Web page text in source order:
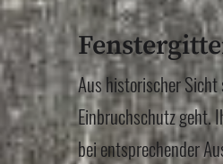
Aus historischer
Einbruchschutz geht.
bei entsprechender